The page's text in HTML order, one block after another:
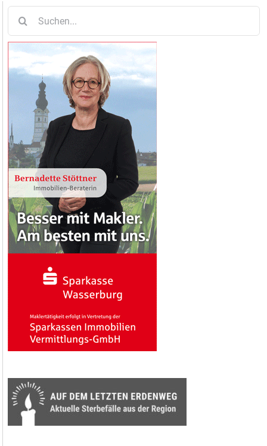
nach: